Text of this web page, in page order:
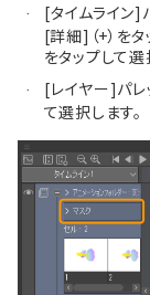
·
[タイムライン]
[詳細]（+）を
をタップして選
·
[レイヤー]パレ
て選択します。